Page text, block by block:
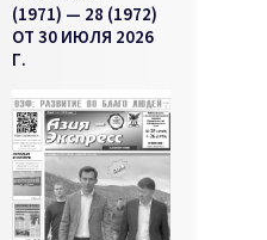
(1971) — 28 (1972)
ОТ 30 ИЮЛЯ 2026
Г.